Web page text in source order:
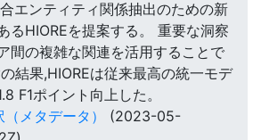
エンティティ関係抽出のための新
るHIOREを提案する。 重要な洞察
間の複雑な関連を活用することで
結果,HIOREは従来最高の統一モデ
F1ポイント向上した。
メタデータ）
(2023-05-